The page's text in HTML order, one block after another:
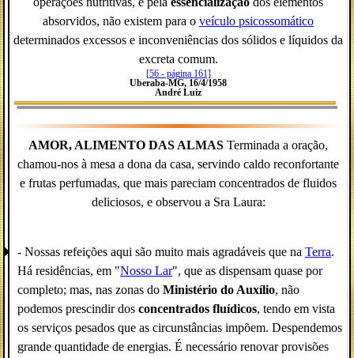
absorvidos, não existem para o veículo psicossomático
determinados excessos e inconveniências dos sólidos e líquidos da
excreta comum.
[56 - página 161]
Uberaba-MG, 16/4/1958
André Luiz
AMOR, ALIMENTO DAS ALMAS Terminada a oração,
chamou-nos à mesa a dona da casa, servindo caldo reconfortante
e frutas perfumadas, que mais pareciam concentrados de fluidos
deliciosos, e observou a Sra Laura:
- Nossas refeições aqui são muito mais agradáveis que na Terra.
Há residências, em "Nosso Lar", que as dispensam quase por
completo; mas, nas zonas do Ministério do Auxílio, não
podemos prescindir dos concentrados fluídicos, tendo em vista
os serviços pesados que as circunstâncias impõem. Despendemos
grande quantidade de energias. É necessário renovar provisões